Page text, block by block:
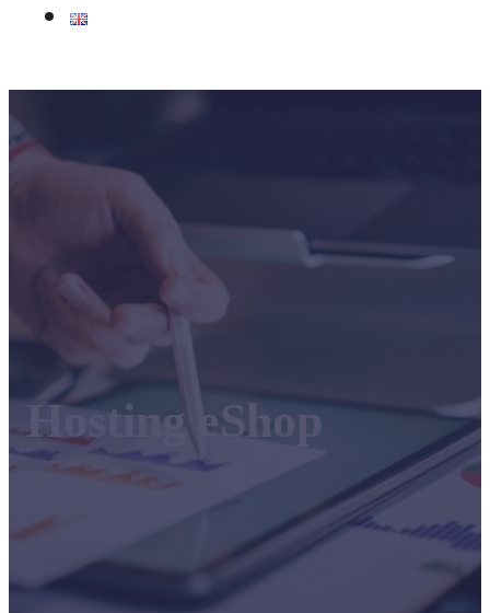
Hosting eShop